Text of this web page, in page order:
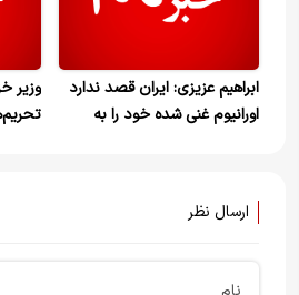
ابراهیم عزیزی: ایران قصد ندارد
اورانیوم غنی شده خود را به
وزیر
ارسال نظر